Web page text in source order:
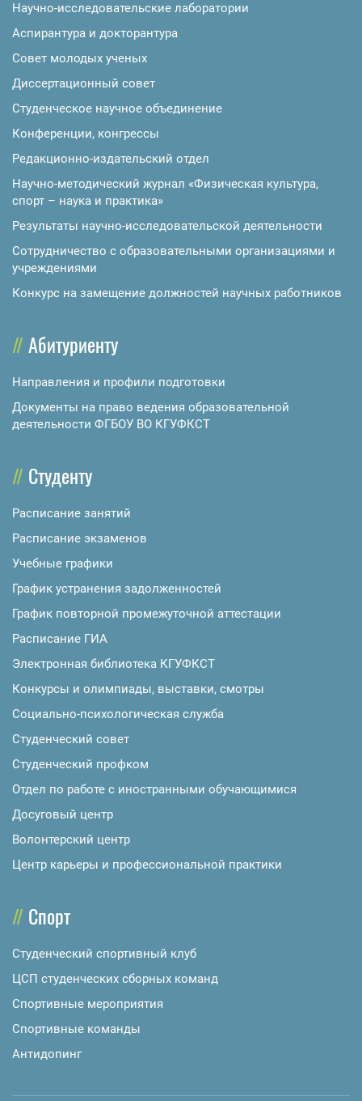
Научно-исследовательские лаборатории
Аспирантура и докторантура
Совет молодых ученых
Диссертационный совет
Студенческое научное объединение
Конференции, конгрессы
Редакционно-издательский отдел
Научно-методический журнал «Физическая культура,
спорт – наука и практика»
Результаты научно-исследовательской деятельности
Сотрудничество с образовательными организациями и
учреждениями
Конкурс на замещение должностей научных работников
Абитуриенту
Направления и профили подготовки
Документы на право ведения образовательной
деятельности ФГБОУ ВО КГУФКСТ
Студенту
Расписание занятий
Расписание экзаменов
Учебные графики
График устранения задолженностей
График повторной промежуточной аттестации
Расписание ГИА
Электронная библиотека КГУФКСТ
Конкурсы и олимпиады, выставки, смотры
Социально-психологическая служба
Студенческий совет
Студенческий профком
Отдел по работе с иностранными обучающимися
Досуговый центр
Волонтерский центр
Центр карьеры и профессиональной практики
Спорт
Студенческий спортивный клуб
ЦСП студенческих сборных команд
Спортивные мероприятия
Спортивные команды
Антидопинг